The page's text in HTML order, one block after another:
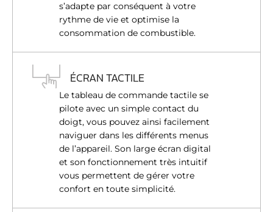
s’adapte par conséquent à votre
rythme de vie et optimise la
consommation de combustible.
ÉCRAN TACTILE
Le tableau de commande tactile se
pilote avec un simple contact du
doigt, vous pouvez ainsi facilement
naviguer dans les différents menus
de l’appareil. Son large écran digital
et son fonctionnement très intuitif
vous permettent de gérer votre
confort en toute simplicité.